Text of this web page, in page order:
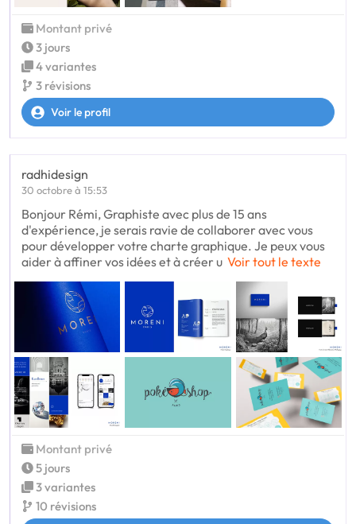
Montant privé
3 jours
4 variantes
3 révisions
Voir le profil
radhidesign
30 octobre à 15:53
Bonjour Rémi, Graphiste avec plus de 15 ans
d'expérience, je serais ravie de collaborer avec vous
pour développer votre charte graphique. Je peux vous
aider à affiner vos idées et à créer u Voir tout le texte
Montant privé
5 jours
3 variantes
10 révisions